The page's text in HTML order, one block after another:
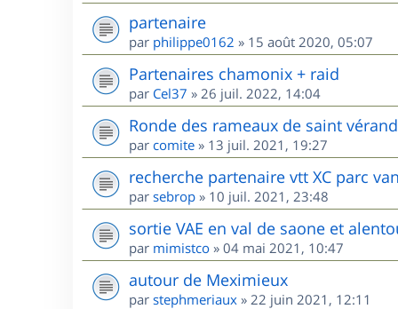
partenaire
par philippe0162 » 15 août 2020, 05:07
Partenaires chamonix + raid
par Cel37 » 26 juil. 2022, 14:04
Ronde des rameaux de saint
par comite » 13 juil. 2021, 19:27
recherche partenaire vtt XC parc
par sebrop » 10 juil. 2021, 23:48
sortie VAE en val de saone et
par mimistco » 04 mai 2021, 10:47
autour de Meximieux
par stephmeriaux » 22 juin 2021, 12:11